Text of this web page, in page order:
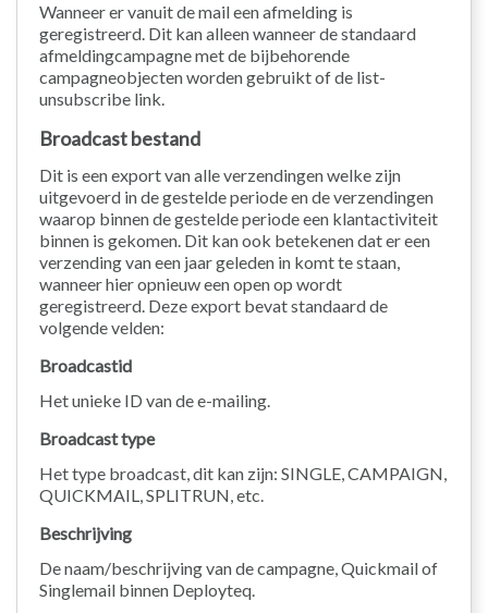
Wanneer er vanuit de mail een afmelding is
geregistreerd. Dit kan alleen wanneer de standaard
afmeldingcampagne met de bijbehorende
campagneobjecten worden gebruikt of de list-
unsubscribe link.
Broadcast bestand
Dit is een export van alle verzendingen welke zijn
uitgevoerd in de gestelde periode en de verzendingen
waarop binnen de gestelde periode een klantactiviteit
binnen is gekomen. Dit kan ook betekenen dat er een
verzending van een jaar geleden in komt te staan,
wanneer hier opnieuw een open op wordt
geregistreerd. Deze export bevat standaard de
volgende velden:
Broadcastid
Het unieke ID van de e-mailing.
Broadcast type
Het type broadcast, dit kan zijn: SINGLE, CAMPAIGN,
QUICKMAIL, SPLITRUN, etc.
Beschrijving
De naam/beschrijving van de campagne, Quickmail of
Singlemail binnen Deployteq.